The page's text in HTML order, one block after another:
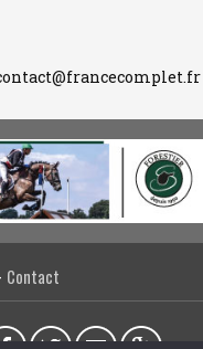
Contact